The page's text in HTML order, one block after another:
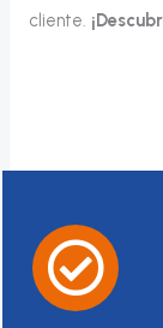
cliente.